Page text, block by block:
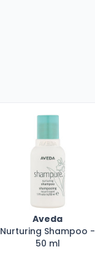
Aveda
Nurturing Shampoo -
50 ml